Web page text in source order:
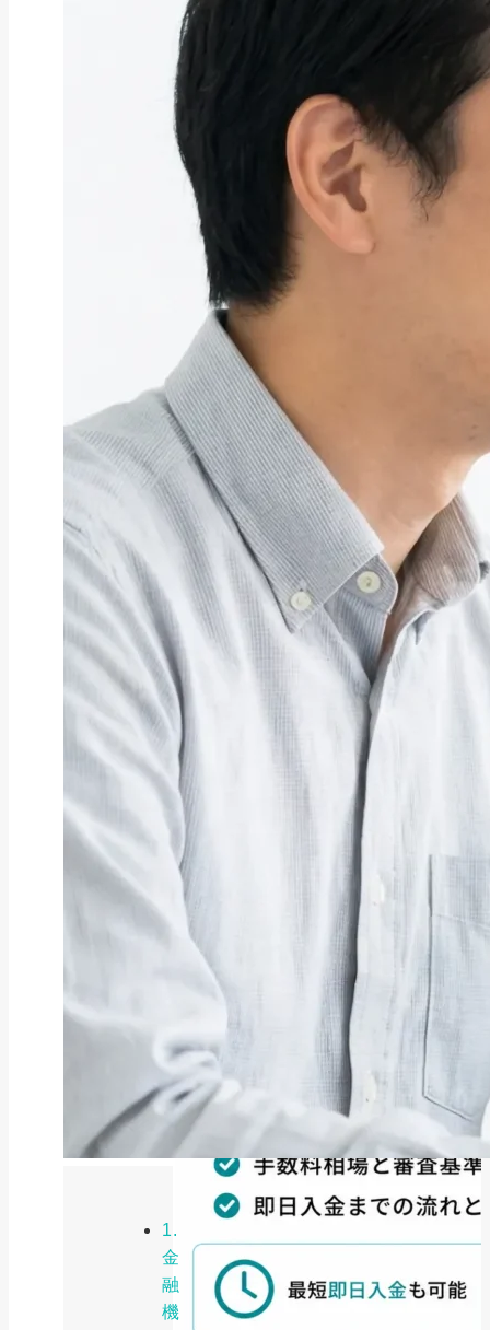
1.
金
融
機
ファクタリング
ファクタリングとは？仕組み・メ
リット・注意点と...
2026年8月6日
ファクタリング
ペイトナーファクタリングの活用
法｜中小企業・個...
2026年8月5日